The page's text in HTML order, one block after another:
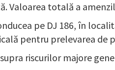
totală a
pe DJ 186, în
pentru prelevarea de
riscurilor majore